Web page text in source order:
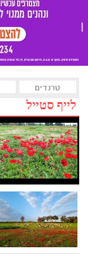
טרנדים
לייף סטייל